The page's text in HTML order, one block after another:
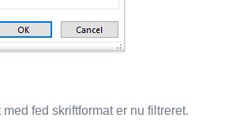
fed skriftformat er nu filtreret.